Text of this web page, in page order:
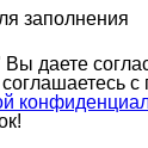
заполнения
даете
c